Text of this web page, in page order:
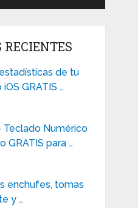
de tu
GRATIS …
Teclado Numérico
GRATIS para …
enchufes, tomas
y …